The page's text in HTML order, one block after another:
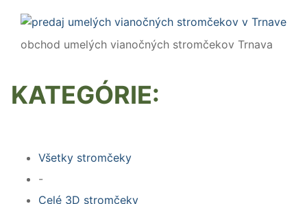
obchod umelých vianočných stromčekov Trnava
KATEGÓRIE:
Všetky stromčeky
-
Celé 3D stromčeky